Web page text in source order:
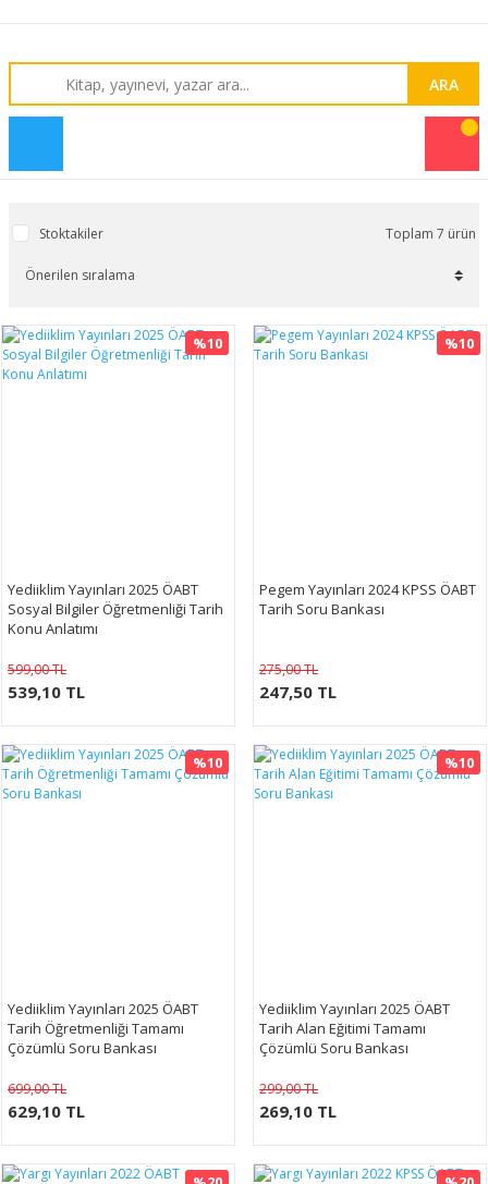
ARA
Stoktakiler Toplam 7 ürün
%10
Yediiklim Yayınları 2025 ÖABT
Sosyal Bilgiler Öğretmenliği Tarih
Konu Anlatımı
599,00 TL
539,10 TL
%10
Pegem Yayınları 2024 KPSS ÖABT
Tarih Soru Bankası
275,00 TL
247,50 TL
%10
Yediiklim Yayınları 2025 ÖABT
Tarih Öğretmenliği Tamamı
Çözümlü Soru Bankası
699,00 TL
629,10 TL
%10
Yediiklim Yayınları 2025 ÖABT
Tarih Alan Eğitimi Tamamı
Çözümlü Soru Bankası
299,00 TL
269,10 TL